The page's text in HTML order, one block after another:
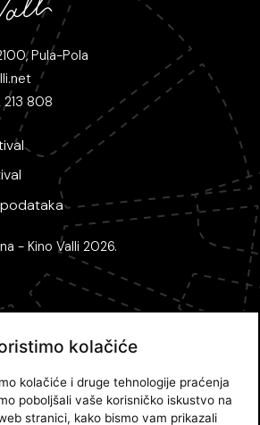
kolačiće
kolačiće i druge tehnologije praćenja
poboljšali vaše korisničko iskustvo na
stranici, kako bismo vam prikazali
Pula-Pola
808
- Kino Valli 2026.
obavijesti
Pulskog filmskog festivala i primati novosti. Prijavom